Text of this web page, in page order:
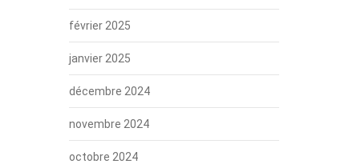
février 2025
janvier 2025
décembre 2024
novembre 2024
octobre 2024